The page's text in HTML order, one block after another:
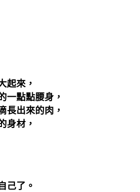
起來，
一點點腰身，
長出來的肉，
身材，
己了。